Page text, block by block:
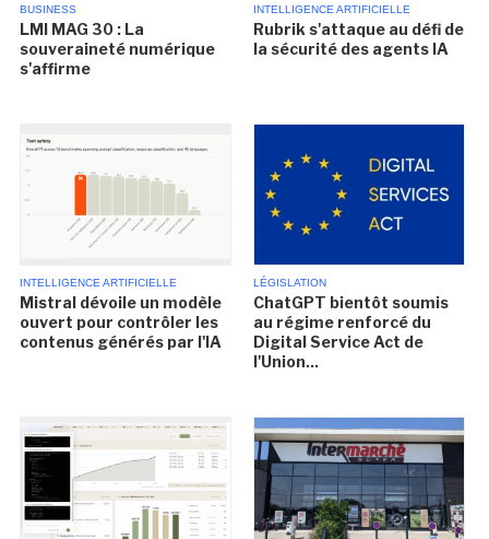
BUSINESS
LMI MAG 30 : La
souveraineté numérique
s'affirme
INTELLIGENCE ARTIFICIELLE
Rubrik s'attaque au défi de
la sécurité des agents IA
INTELLIGENCE ARTIFICIELLE
Mistral dévoile un modèle
ouvert pour contrôler les
contenus générés par l'IA
LÉGISLATION
ChatGPT bientôt soumis
au régime renforcé du
Digital Service Act de
l'Union...